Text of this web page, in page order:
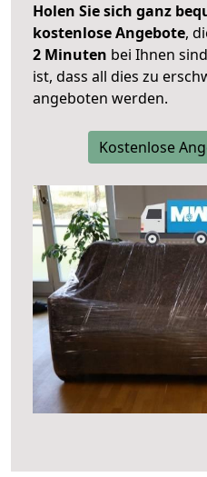
Holen Sie sich ganz
kostenlose Angebote,
2 Minuten bei Ihnen
ist, dass all dies zu
angeboten werden.
Kostenlose